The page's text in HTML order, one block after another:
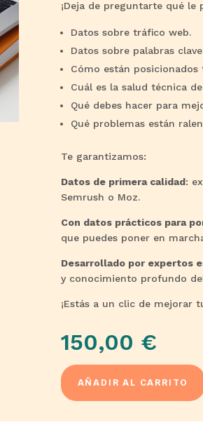
¡Deja de preguntarte qué
Datos sobre tráfico web.
Datos sobre palabras
Cómo están
Cuál es la salud técnica
Qué debes hacer para
Qué problemas están
Te garantizamos:
Datos de primera calidad:
Semrush o Moz.
Con datos prácticos para
que puedes poner en
Desarrollado por expertos
y conocimiento profundo
¡Estás a un clic de mejorar
150,00 €
AÑADIR AL CARRITO